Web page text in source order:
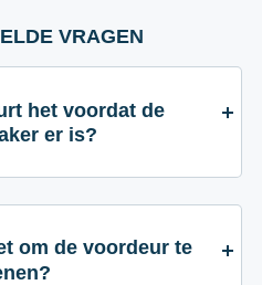
VRAGEN
er is?